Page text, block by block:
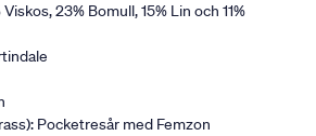
23% Bomull, 15% Lin och 11%
Pocketresår med Femzon